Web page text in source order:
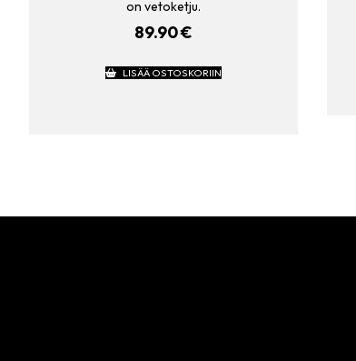
on vetoketju.
89.90€
LISÄÄ OSTOSKORIIN